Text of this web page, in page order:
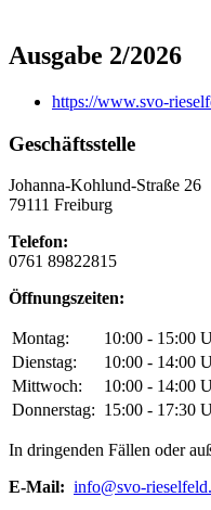
Ausgabe 2/2026
https://www.svo-
Geschäftsstelle
Johanna-Kohlund-Straße 26
79111 Freiburg
Telefon:
0761 89822815
Öffnungszeiten:
Montag:
10:00 - 15:00
Dienstag:
10:00 - 14:00
Mittwoch:
10:00 - 14:00
Donnerstag: 15:00 - 17:30
In dringenden Fällen oder
E-Mail: info@svo-